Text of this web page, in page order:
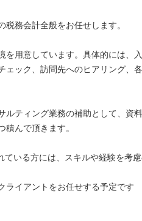
務会計全般をお任せします。
を用意しています。具体的には、
ェック、訪問先へのヒアリング、
ルティング業務の補助として、資
んで頂きます。
いる方には、スキルや経験を考
イアントをお任せする予定です